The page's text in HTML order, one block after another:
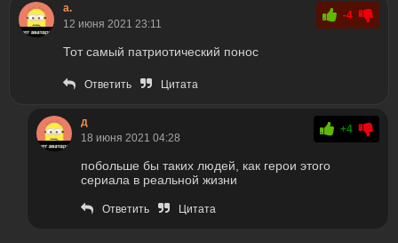
а.
12 июня 2021 23:11
-4
Тот самый патриотический понос
Ответить Цитата
д
18 июня 2021 04:28
+4
побольше бы таких людей, как герои этого
сериала в реальной жизни
Ответить Цитата